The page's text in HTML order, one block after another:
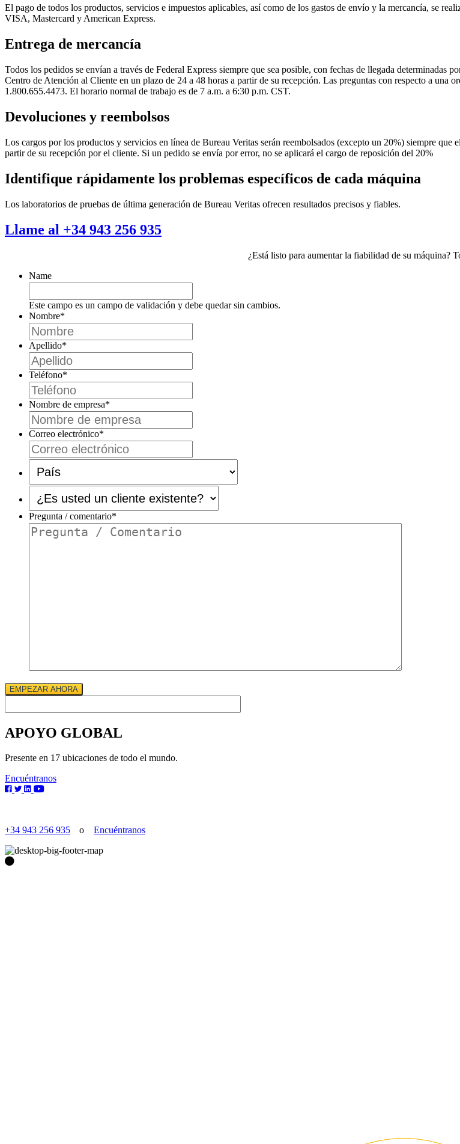
El pago de todos los productos, servicios e impuestos aplicables, así como de los gastos de envío y la mercancía, se
VISA, Mastercard y American Express.
Entrega de mercancía
Todos los pedidos se envían a través de Federal Express siempre que sea posible, con fechas de llegada
Centro de Atención al Cliente en un plazo de 24 a 48 horas a partir de su recepción. Las preguntas con respecto a una
1.800.655.4473. El horario normal de trabajo es de 7 a.m. a 6:30 p.m. CST.
Devoluciones y reembolsos
Los cargos por los productos y servicios en línea de Bureau Veritas serán reembolsados (excepto un 20%) siempre que
partir de su recepción por el cliente. Si un pedido se envía por error, no se aplicará el cargo de reposición del 20%
Identifique rápidamente los problemas específicos de cada máquina
Los laboratorios de pruebas de última generación de Bureau Veritas ofrecen resultados precisos y fiables.
Llame al +34 943 256 935
¿Está listo para aumentar la fiabilidad de su máquina?
Name
Este campo es un campo de validación y debe quedar sin cambios.
Nombre*
Apellido*
Teléfono*
Nombre de empresa*
Correo electrónico*
País*
¿Es
usted
un
cliente
existente?
*
Pregunta / comentario*
EMPEZAR AHORA
APOYO GLOBAL
Presente en 17 ubicaciones de todo el mundo.
Encuéntranos
+34 943 256 935
o Encuéntranos